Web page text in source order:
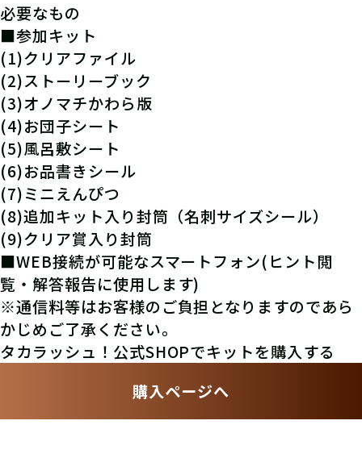
必要なもの
■参加キット
(1)クリアファイル
(2)ストーリーブック
(3)オノマチかわら版
(4)お団子シート
(5)風呂敷シート
(6)お品書きシール
(7)ミニえんぴつ
(8)追加キット入り封筒（名刺サイズシール）
(9)クリア賞入り封筒
■WEB接続が可能なスマートフォン(ヒント閲
覧・解答報告に使用します)
※通信料等はお客様のご負担となりますのであら
かじめご了承ください。
タカラッシュ！公式SHOPでキットを購入する
購入ページへ